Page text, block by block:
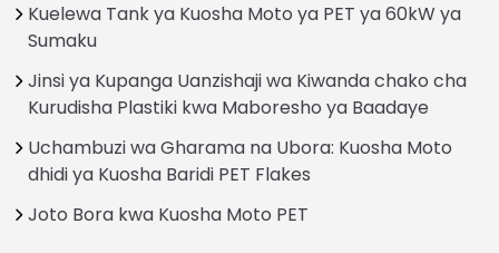
Kuelewa Tank ya Kuosha Moto ya PET ya 60kW ya
Sumaku
Jinsi ya Kupanga Uanzishaji wa Kiwanda chako cha
Kurudisha Plastiki kwa Maboresho ya Baadaye
Uchambuzi wa Gharama na Ubora: Kuosha Moto
dhidi ya Kuosha Baridi PET Flakes
Joto Bora kwa Kuosha Moto PET